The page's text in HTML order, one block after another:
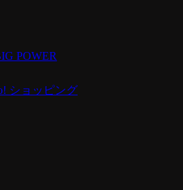
POWER
ショッピング